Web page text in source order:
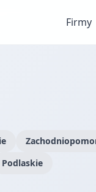
Firmy
Podlaskie